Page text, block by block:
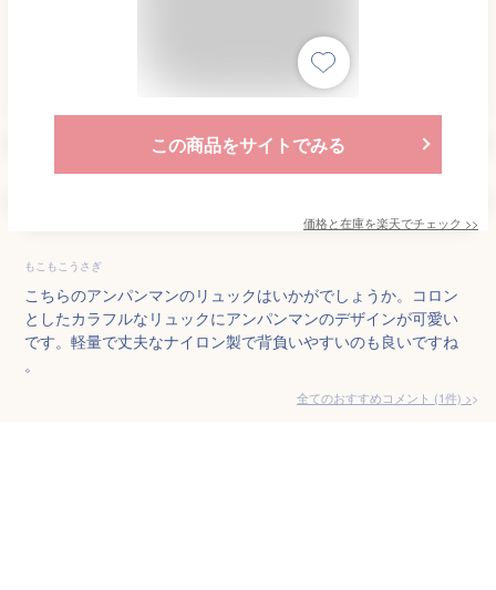
この商品をサイトでみる
価格と在庫を楽天でチェック >>
もこもこうさぎ
こちらのアンパンマンのリュックはいかがでしょうか。コロン
としたカラフルなリュックにアンパンマンのデザインが可愛い
です。軽量で丈夫なナイロン製で背負いやすいのも良いですね
。
全てのおすすめコメント (1件) >